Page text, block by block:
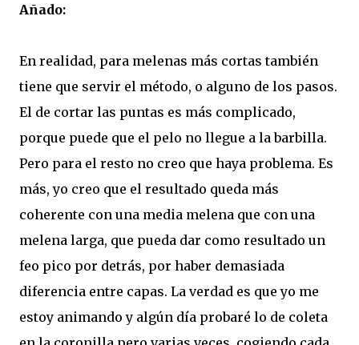
Añado:
En realidad, para melenas más cortas también
tiene que servir el método, o alguno de los pasos.
El de cortar las puntas es más complicado,
porque puede que el pelo no llegue a la barbilla.
Pero para el resto no creo que haya problema. Es
más, yo creo que el resultado queda más
coherente con una media melena que con una
melena larga, que pueda dar como resultado un
feo pico por detrás, por haber demasiada
diferencia entre capas. La verdad es que yo me
estoy animando y algún día probaré lo de coleta